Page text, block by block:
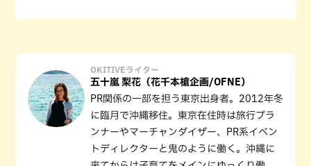
OKITIVEライター
五十嵐 梨花（花千本槍企画/OFNE）
PR関係の一部を担う東京出身者。2012年冬
に臨月で沖縄移住。東京在住時は旅行プラ
ンナーやマーチャンダイザー、PR系イベン
トディレクターと鬼のように働く。沖縄に